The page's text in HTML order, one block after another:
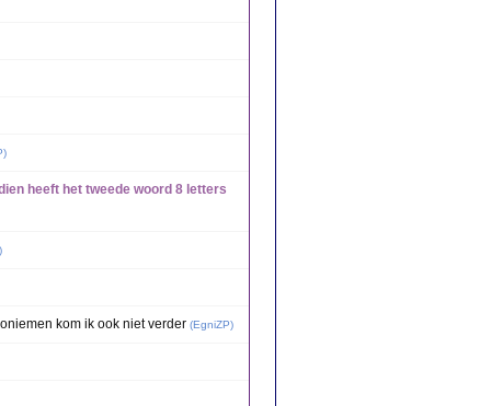
)
heeft het tweede woord 8 letters
)
kom ik ook niet verder (EgniZP)